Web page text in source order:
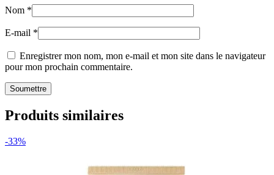
Nom *
E-mail *
Enregistrer mon nom, mon e-mail et mon site dans le navigateur
pour mon prochain commentaire.
Produits similaires
-33%